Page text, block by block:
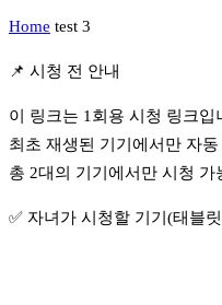
Home test 3
📌 시청 전 안내
이 링크는 1회용 시청 링크입
최초 재생된 기기에서만 자
총 2대의 기기에서만 시청 가
✅ 자녀가 시청할 기기(태블